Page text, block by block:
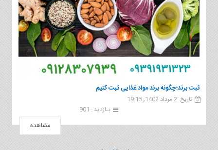
ثبت برند؛چگونه برند مواد غذایی ثبت کنیم
تاریخ :2 مرداد 1402, 19:15
بـازدید : 901
مشاهده